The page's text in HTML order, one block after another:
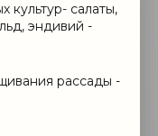
культур- салаты,
эндивий -
рассады -